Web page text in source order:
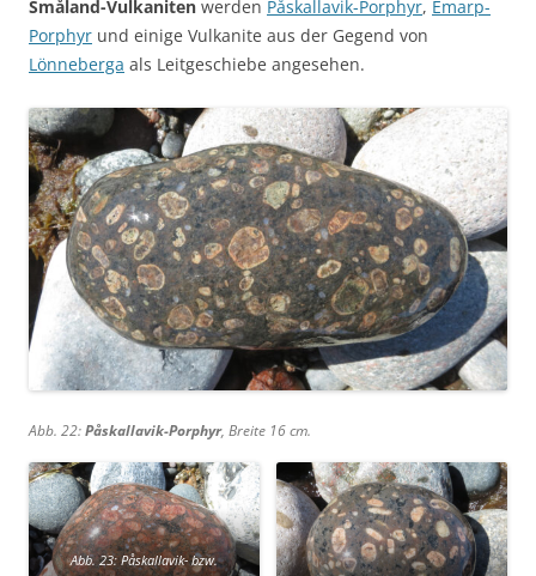
Småland-Vulkaniten werden Påskallavik-Porphyr, Emarp-
Porphyr und einige Vulkanite aus der Gegend von
Lönneberga als Leitgeschiebe angesehen.
Abb. 22:Påskallavik-Porphyr, Breite 16 cm.
Abb. 23: Påskallavik- bzw.